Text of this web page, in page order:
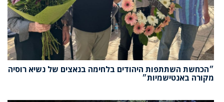
״הכחשת השתתפות היהודים בלחימה בנאצים של נשיא רוסיה
מקורה באנטישמיות״